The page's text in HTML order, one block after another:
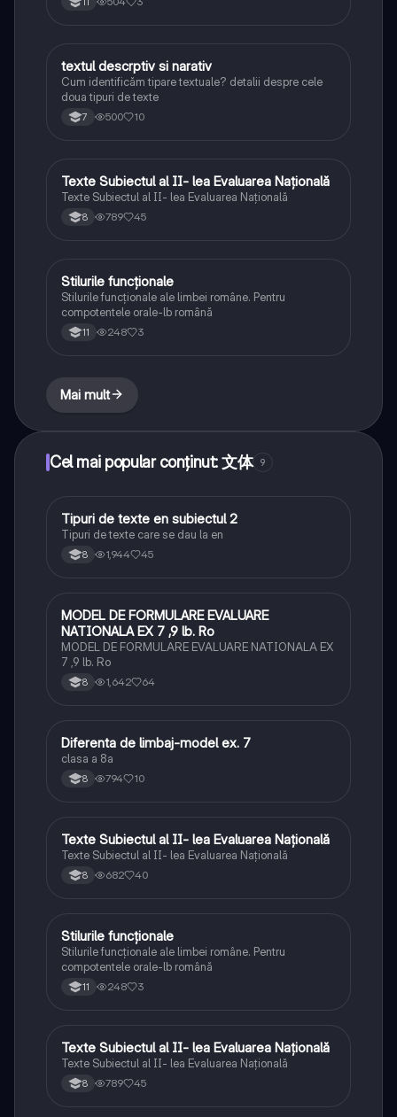
Limba și literatura română
textul descrptiv si narativ
Cum identificăm tipare textuale? detalii despre cele
doua tipuri de texte
7 500 10
Limba și literatura română
Texte Subiectul al II- lea Evaluarea Națională
Texte Subiectul al II- lea Evaluarea Națională
8 789 45
Limba și literatura română
Stilurile funcționale
Stilurile funcționale ale limbei române. Pentru
compotentele orale-lb română
11 248 3
Mai mult
Cel mai popular conținut: 文体 9
Limba și literatura română
Tipuri de texte en subiectul 2
Tipuri de texte care se dau la en
8 1,944 45
Limba și literatura română
MODEL DE FORMULARE EVALUARE
NATIONALA EX 7 ,9 lb. Ro
MODEL DE FORMULARE EVALUARE NATIONALA EX
7 ,9 lb. Ro
8 1,642 64
Limba și literatura română
Diferenta de limbaj-model ex. 7
clasa a 8a
8 794 10
Limba și literatura română
Texte Subiectul al II- lea Evaluarea Națională
Texte Subiectul al II- lea Evaluarea Națională
8 682 40
Limba și literatura română
Stilurile funcționale
Stilurile funcționale ale limbei române. Pentru
compotentele orale-lb română
11 248 3
Limba și literatura română
Texte Subiectul al II- lea Evaluarea Națională
Texte Subiectul al II- lea Evaluarea Națională
8 789 45